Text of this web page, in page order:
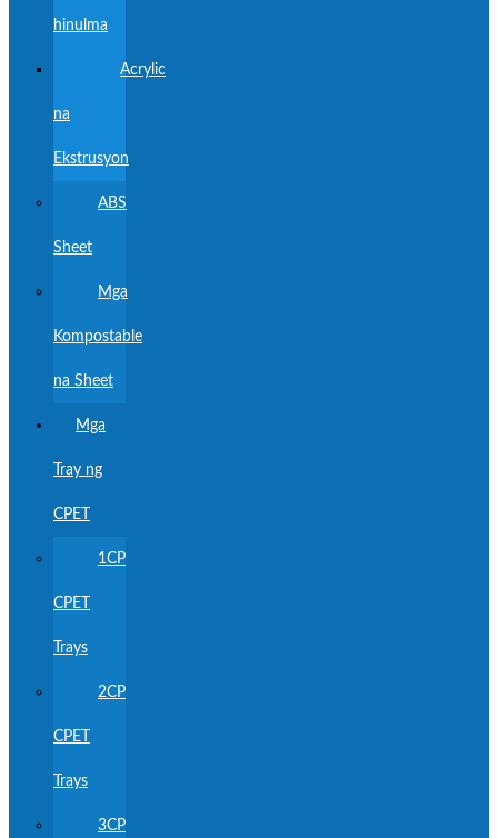
hinulma
Acrylic
na
Ekstrusyon
ABS
Sheet
Mga
Kompostable
na Sheet
Mga
Tray ng
CPET
1CP
CPET
Trays
2CP
CPET
Trays
3CP